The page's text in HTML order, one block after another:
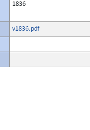
1836
v1836.pdf